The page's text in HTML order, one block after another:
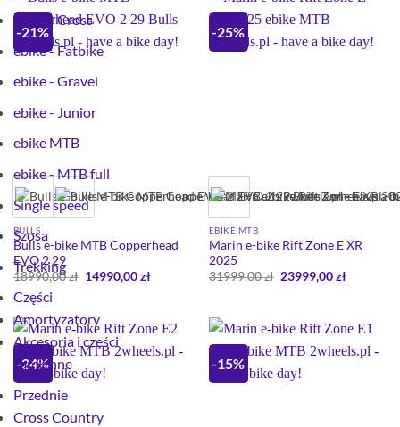
ebike - Cross
ebike - Fatbike
ebike - Gravel
ebike - Junior
ebike MTB
ebike - MTB full
Single speed
Szosa
Trekking
Części
Amortyzatory
Akcesoria i części
zamienne
Przednie
Cross Country
-21%
BULLS
Bulls e-bike MTB Copperhead
EVO 2 29
18990,00zł Pierwotna
14990,00złAktualna
-25%
EBIKE MTB
Marin e-bike Rift Zone E XR
2025
31999,00zł Pierwotna
23999,00złAktualna
-24% -15%